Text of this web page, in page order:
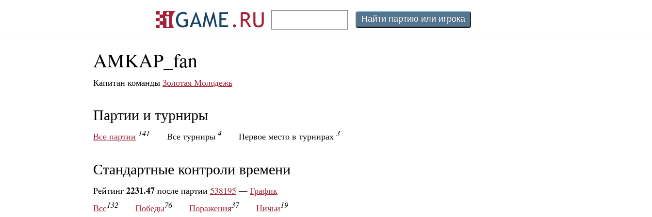
AMKAP_fan
Капитан команды Золотая Молодежь
Партии и турниры
Все партии 141 Все турниры 4 Первое место в турнирах 3
Стандартные контроли времени
Рейтинг 2231.47 после партии 538195 — График
Все132 Победы76 Поражения37 Ничьи19